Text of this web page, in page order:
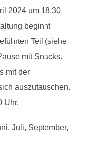
2024 um 18.30
beginnt
Teil (siehe
mit Snacks.
mit der
auszutauschen.
Uhr.
Juli, September,